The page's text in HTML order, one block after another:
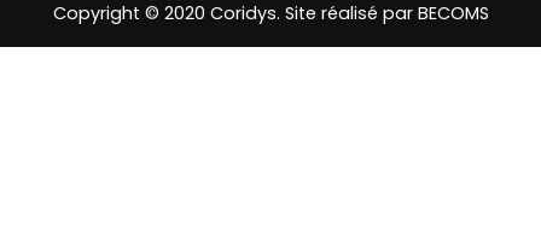
Copyright © 2020 Coridys. Site réalisé par BECOMS